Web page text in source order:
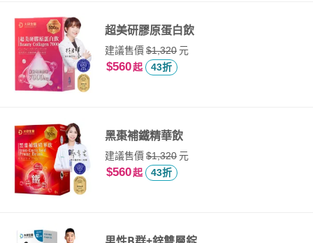
超美研膠原蛋白飲
建議售價$1,320元
$560起 43折
黑棗補鐵精華飲
建議售價$1,320元
$560起 43折